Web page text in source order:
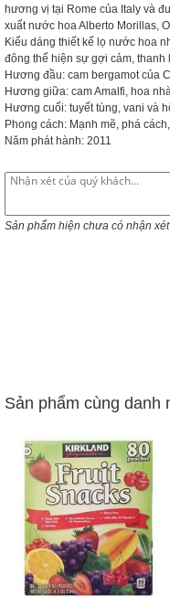
hương vị tại Rome của Italy và
xuất nước hoa Alberto Morillas,
Kiểu dáng thiết kế lọ nước hoa
đông thể hiện sự gợi cảm, thanh
Hương đầu: cam bergamot của
Hương giữa: cam Amalfi, hoa
Hương cuối: tuyết tùng, vani và
Phong cách: Mạnh mẽ, phá
Năm phát hành: 2011
Sản phẩm hiện chưa có nhận
Sản phẩm cùng danh